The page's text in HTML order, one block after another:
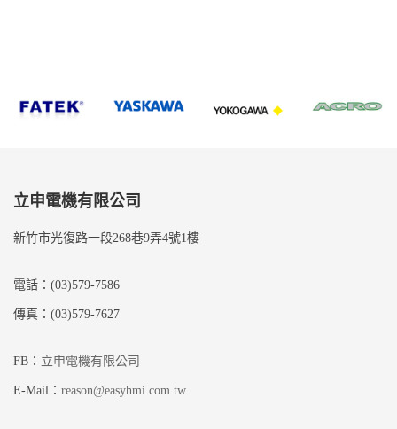
立申電機有限公司
新竹市光復路一段268巷9弄4號1樓
電話：(03)579-7586
傳真：(03)579-7627
FB： 立申電機有限公司
E-Mail： reason@easyhmi.com.tw